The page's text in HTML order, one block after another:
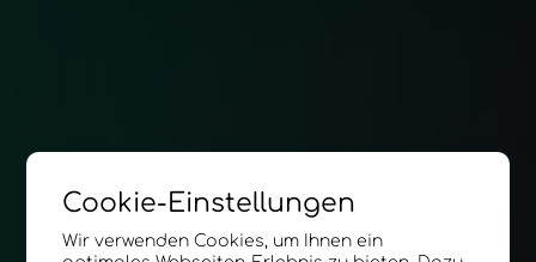
Cookie-Einstellungen
Wir verwenden Cookies, um Ihnen ein